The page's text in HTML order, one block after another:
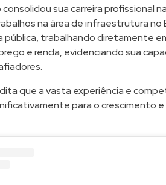
sua carreira profissional
na área de infraestrutura no
pública, trabalhando diretamente
e renda, evidenciando sua
que a vasta experiência e
para o crescimento